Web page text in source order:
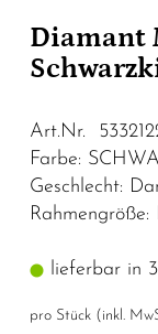
Diamant
Art.Nr.
Farbe:
Geschlecht:
Rahmengröße:
lieferbar in
pro Stück (inkl.